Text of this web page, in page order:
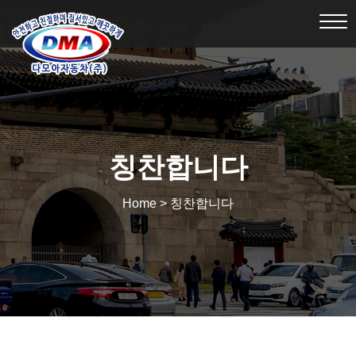
칭찬합니다
Home > 칭찬합니다